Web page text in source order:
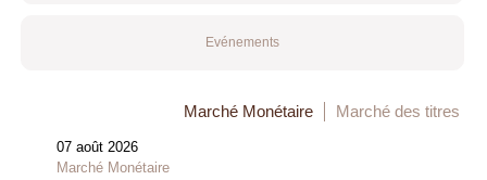
Evénements
Marché Monétaire Marché des titres
07 août 2026
Marché Monétaire